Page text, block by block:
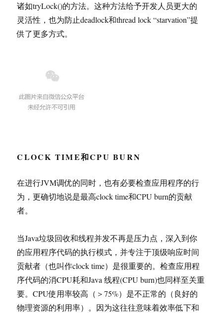
诸如tryLock()的方法。这种方法给予开发人员更大的
灵活性，也为防止deadlock和thread lock “starvation”提
供了更多方式。
CLOCK TIME和CPU BURN
在进行JVM调优的同时，也有必要检查应用程序的行
为，更确切地说是最高clock time和CPU burn的贡献
者。
当Java垃圾回收和线程并发不再是压力点，深入到你
的应用程序代码的执行模式，并专注于顶级响应时间
贡献者（也叫作clock time）是很重要的。检查应用程
序代码的消CPU耗和Java 线程(CPU burn)也同样至关重
要。CPU使用率较高（＞75%）是不正常的（良好的
物理资源的利用率）。因为这往往意味着效率低下和